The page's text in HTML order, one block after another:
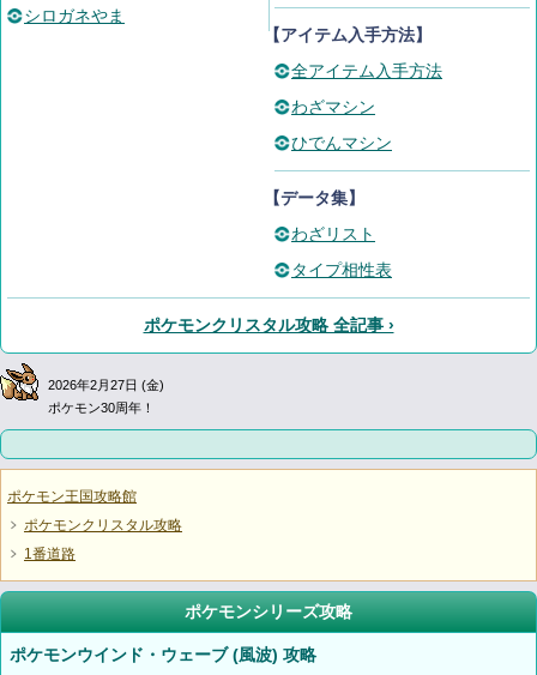
シロガネやま
【アイテム入手方法】
全アイテム入手方法
わざマシン
ひでんマシン
【データ集】
わざリスト
タイプ相性表
ポケモンクリスタル攻略 全記事 ›
2026年2月27日 (金)
ポケモン30周年！
ポケモン王国攻略館
ポケモンクリスタル攻略
1番道路
ポケモンシリーズ攻略
ポケモンウインド・ウェーブ (風波) 攻略